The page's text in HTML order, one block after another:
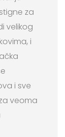
za
velikog
i
i sve
veoma